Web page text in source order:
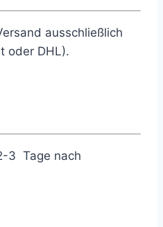
ausschließlich
oder DHL).
3 Tage nach